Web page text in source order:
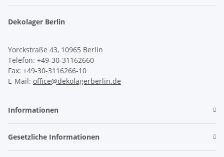
Dekolager Berlin
Yorckstraße 43, 10965 Berlin
Telefon: +49-30-31162660
Fax: +49-30-3116266-10
E-Mail: office@dekolagerberlin.de
Informationen
Gesetzliche Informationen